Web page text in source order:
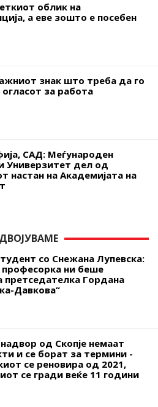
облик на
а еве зошто е посебен
знак што треба да го
за работа
САД: Меѓународен
Универзитет дел од
настан на Академијата на
со Снежана Лупевска:
ни беше
претседателка Гордана
Давкова“
од Скопје немаат
и се борат за термини -
се реновира од 2021,
се гради веќе 11 години